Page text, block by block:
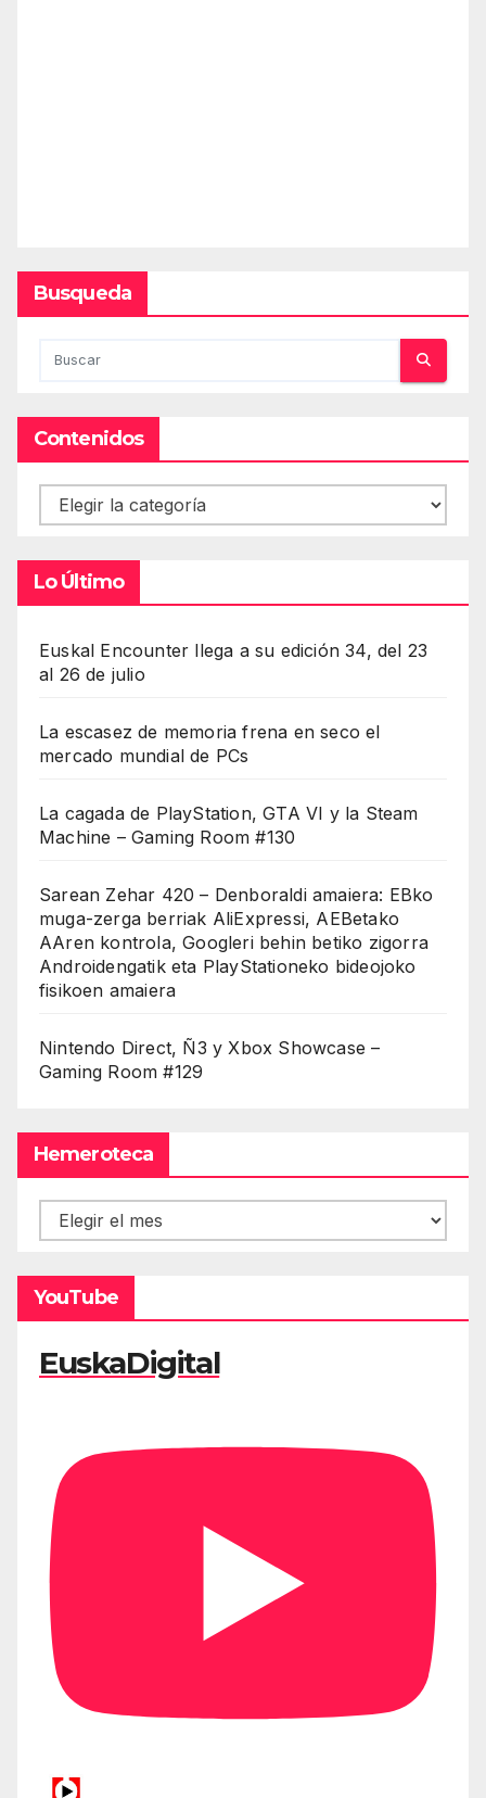
Busqueda
Contenidos
Contenidos
Lo Último
Euskal Encounter llega a su edición 34, del 23
al 26 de julio
La escasez de memoria frena en seco el
mercado mundial de PCs
La cagada de PlayStation, GTA VI y la Steam
Machine – Gaming Room #130
Sarean Zehar 420 – Denboraldi amaiera: EBko
muga-zerga berriak AliExpressi, AEBetako
AAren kontrola, Googleri behin betiko zigorra
Androidengatik eta PlayStationeko bideojoko
fisikoen amaiera
Nintendo Direct, Ñ3 y Xbox Showcase –
Gaming Room #129
Hemeroteca
Hemeroteca
YouTube
EuskaDigital